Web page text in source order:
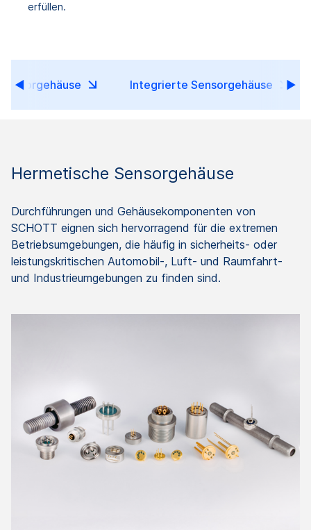
erfüllen.
Integrierte Sensorgehäuse
Hermetische Sensorgehäuse
Durchführungen und Gehäusekomponenten von
SCHOTT eignen sich hervorragend für die extremen
Betriebsumgebungen, die häufig in sicherheits- oder
leistungskritischen Automobil-, Luft- und Raumfahrt-
und Industrieumgebungen zu finden sind.